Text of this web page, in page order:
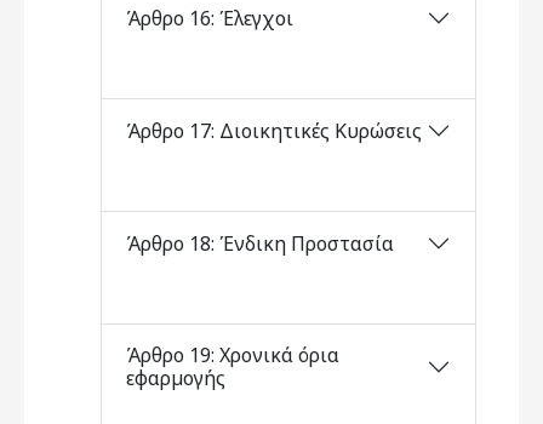
Άρθρο 16: Έλεγχοι
Άρθρο 17: Διοικητικές Κυρώσεις
Άρθρο 18: Ένδικη Προστασία
Άρθρο 19: Χρονικά όρια
εφαρµογής